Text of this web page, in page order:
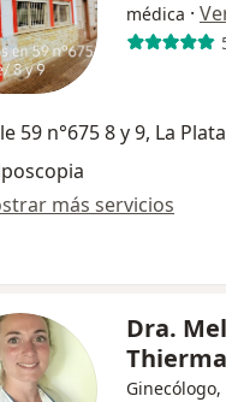
médica ·
59 n°675 8 y 9, La Plata
más servicios
Dra.